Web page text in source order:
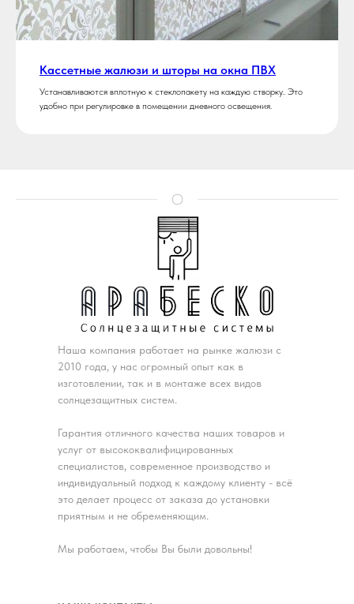
Кассетные жалюзи и шторы на окна ПВХ
Устанавливаются вплотную к стеклопакету на каждую створку.. Это
удобно при регулировке в помещении дневного освещения.
Наша компания работает на рынке жалюзи с
2010 года, у нас огромный опыт как в
изготовлении, так и в монтаже всех видов
солнцезащитных систем.
Гарантия отличного качества наших товаров и
услуг от высококвалифицированных
специалистов, современное производство и
индивидуальный подход к каждому клиенту - всё
это делает процесс от заказа до установки
приятным и не обременяющим.
Мы работаем, чтобы Вы были довольны!